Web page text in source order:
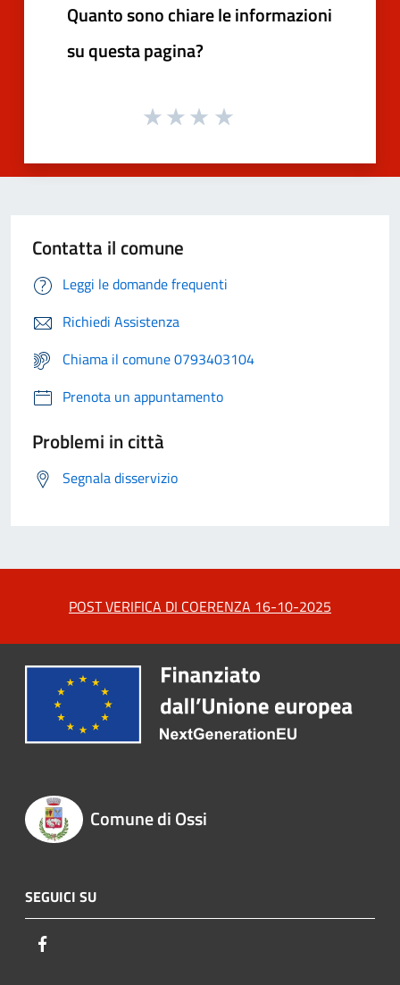
Quanto sono chiare le informazioni
su questa pagina?
Contatta il comune
Leggi le domande frequenti
Richiedi Assistenza
Chiama il comune 0793403104
Prenota un appuntamento
Problemi in città
Segnala disservizio
POST VERIFICA DI COERENZA 16-10-2025
Comune di Ossi
SEGUICI SU